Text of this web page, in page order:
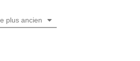
plus ancien